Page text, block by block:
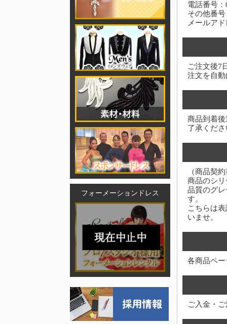
フォーメーションドレス
電話番号
その他番
メールア
ご注文後7
注文を自
商品到着
了承くだ
（商品契
商品のシ
品質のグ
す。
こちらは
いませ。
各商品ペ
ご入金・